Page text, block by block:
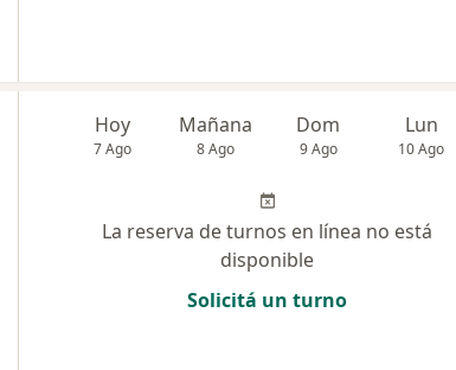
Hoy
7 Ago
Mañana
8 Ago
Dom
9 Ago
Lun
10 Ago
La reserva de turnos en línea no está
disponible
Solicitá un turno